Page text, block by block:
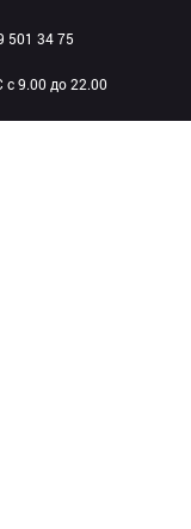
501 34 75
c 9.00 до 22.00